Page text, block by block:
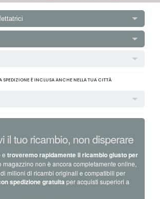
SPEDIZIONE È INCLUSA ANCHE NELLA TUA CITTÀ
il tuo ricambio, non disperare
e troveremo rapidamente il ricambio giusto per
magazzino non è ancora completamente online,
milioni di ricambi originali e compatibili per
spedizione gratuita per acquisti superiori a